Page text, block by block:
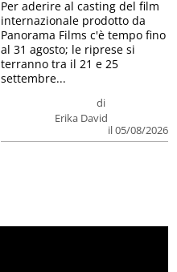
di
Erika David
il 05/08/2026
Per aderire al casting del film
internazionale prodotto da
Panorama Films c'è tempo fino
al 31 agosto; le riprese si
terranno tra il 21 e 25
settembre...